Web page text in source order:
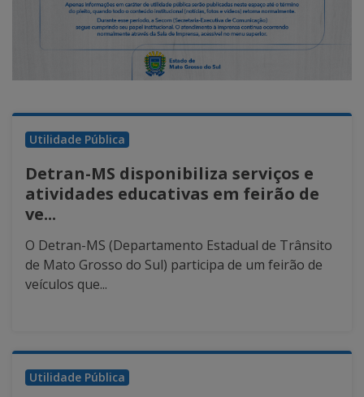
Utilidade Pública
Detran-MS disponibiliza serviços e
atividades educativas em feirão de
ve...
O Detran-MS (Departamento Estadual de Trânsito
de Mato Grosso do Sul) participa de um feirão de
veículos que...
Utilidade Pública